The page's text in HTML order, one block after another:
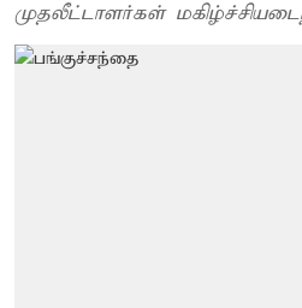
முதலீட்டாளர்கள்